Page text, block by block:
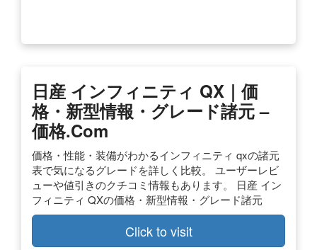
日産 インフィニティ QX｜価
格・新型情報・グレード諸元 –
価格.com
価格・性能・装備がわかるインフィニティ qxの諸元
表で気になるグレードを詳しく比較。 ユーザーレビ
ューや値引きのクチコミ情報もあります。 日産 イン
フィニティ QXの価格・新型情報・グレード諸元
Click to visit